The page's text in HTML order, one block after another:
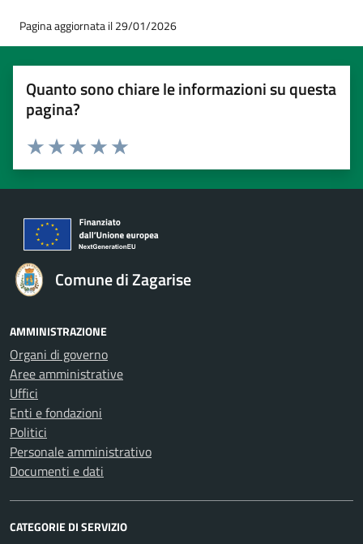
Pagina aggiornata il 29/01/2026
Quanto sono chiare le informazioni su questa
pagina?
Valuta 5 stelle su 5
Valuta 4 stelle su 5
Valuta 3 stelle su 5
Valuta 2 stelle su 5
Valuta 1 stelle su 5
Comune di Zagarise
AMMINISTRAZIONE
Organi di governo
Aree amministrative
Uffici
Enti e fondazioni
Politici
Personale amministrativo
Documenti e dati
CATEGORIE DI SERVIZIO